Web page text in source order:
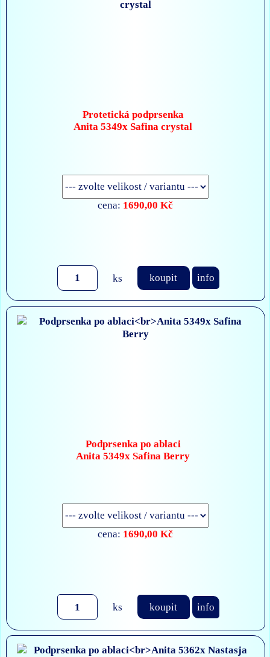
Protetická podprsenka
Anita 5349x Safina crystal
cena: 1690,00 Kč
ks koupit info
Podprsenka po ablaci
Anita 5349x Safina Berry
cena: 1690,00 Kč
ks koupit info